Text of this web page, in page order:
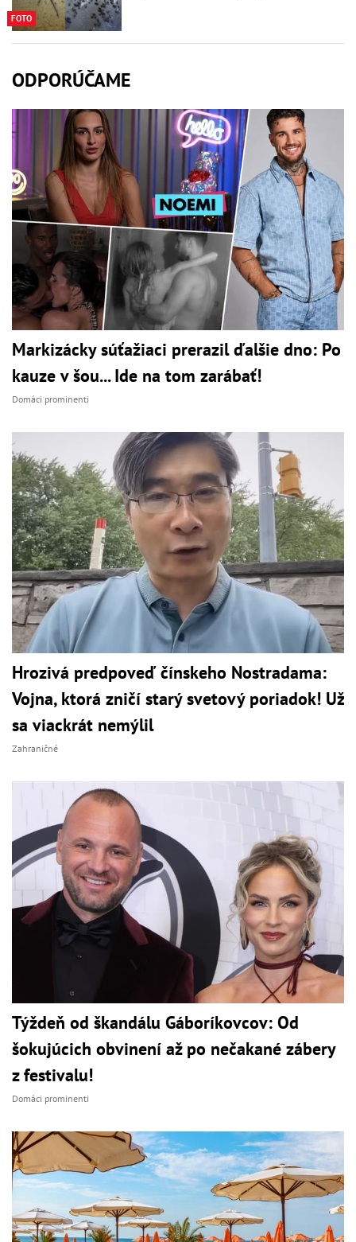
FOTO
ODPORÚČAME
Markizácky súťažiaci prerazil ďalšie dno: Po
kauze v šou... Ide na tom zarábať!
Domáci prominenti
Hrozivá predpoveď čínskeho Nostradama:
Vojna, ktorá zničí starý svetový poriadok! Už
sa viackrát nemýlil
Zahraničné
Týždeň od škandálu Gáboríkovcov: Od
šokujúcich obvinení až po nečakané zábery
z festivalu!
Domáci prominenti